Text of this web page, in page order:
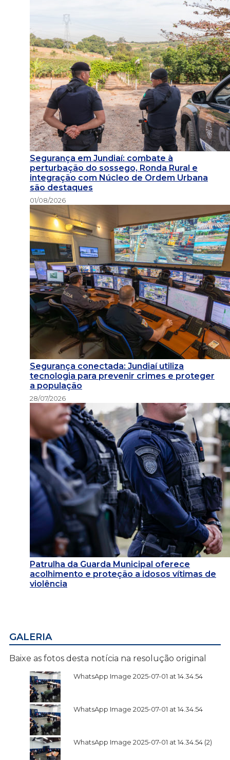
Segurança em Jundiaí: combate à
perturbação do sossego, Ronda Rural e
integração com Núcleo de Ordem Urbana
são destaques
01/08/2026
Segurança conectada: Jundiaí utiliza
tecnologia para prevenir crimes e proteger
a população
28/07/2026
Patrulha da Guarda Municipal oferece
acolhimento e proteção a idosos vítimas de
violência
GALERIA
Baixe as fotos desta notícia na resolução original
WhatsApp Image 2025-07-01 at 14.34.54
WhatsApp Image 2025-07-01 at 14.34.54
WhatsApp Image 2025-07-01 at 14.34.54 (2)